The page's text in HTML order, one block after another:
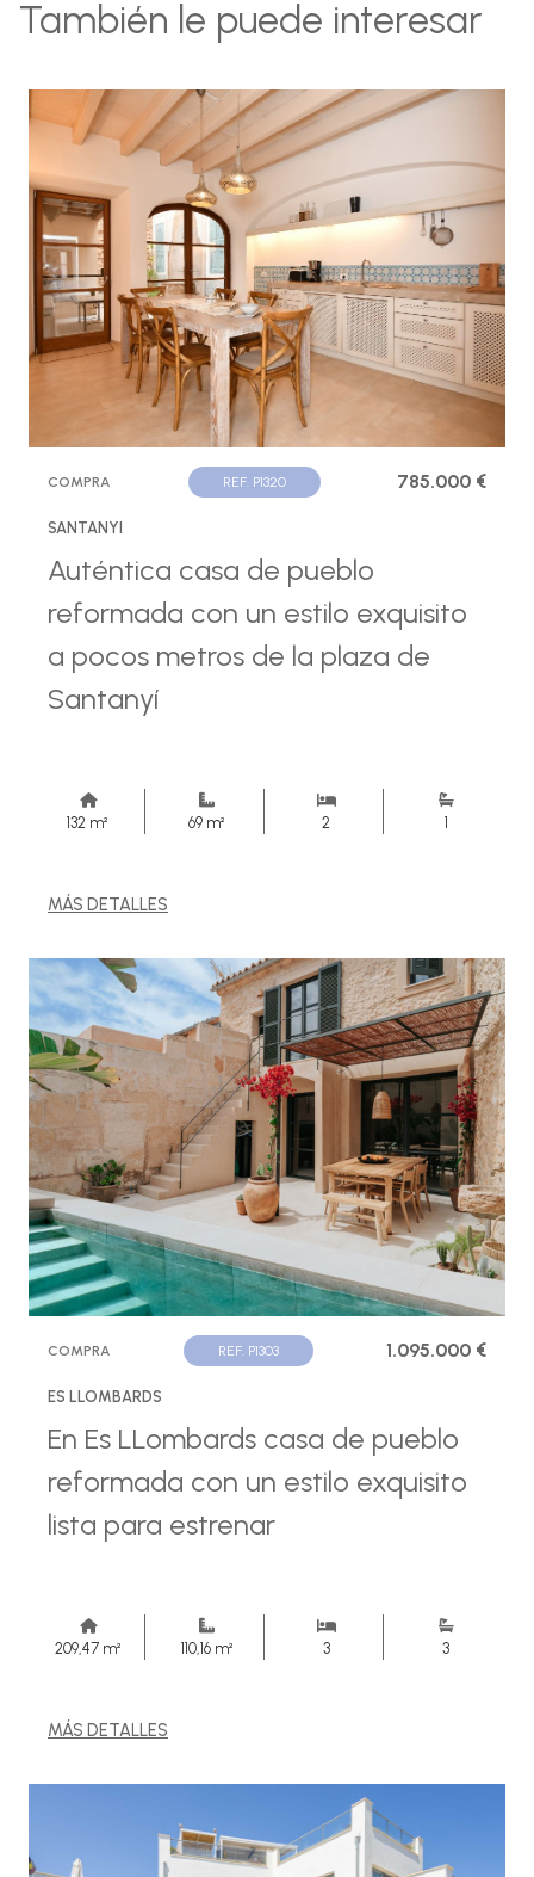
También le puede interesar
COMPRA REF. P1320 785.000 €
SANTANYI
Auténtica casa de pueblo
reformada con un estilo exquisito
a pocos metros de la plaza de
Santanyí
132 m² 69 m² 2 1
MÁS DETALLES
COMPRA REF. P1303 1.095.000 €
ES LLOMBARDS
En Es LLombards casa de pueblo
reformada con un estilo exquisito
lista para estrenar
209,47 m² 110,16 m² 3 3
MÁS DETALLES